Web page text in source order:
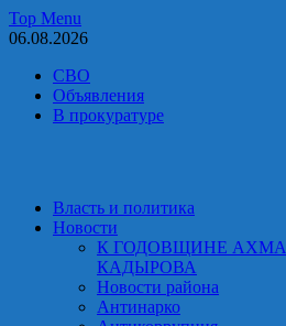
Skip
to
Top Menu
06.08.2026
СВО
Объявления
В прокуратуре
Власть и политика
Новости
К ГОДОВЩИНЕ
КАДЫРОВА
Новости района
Антинарко